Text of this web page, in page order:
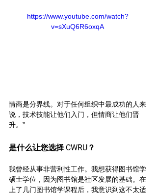
https://www.youtube.com/watch?
v=sXuQ6R6oxqA
情商是分界线。对于任何组织中最成功的人来
说，技术技能让他们入门，但情商让他们晋
升。”
是什么让您选择 CWRU？
我曾经从事非营利性工作。我想获得图书馆学
硕士学位，因为图书馆是社区发展的基础。在
上了几门图书馆学课程后，我意识到这不太适